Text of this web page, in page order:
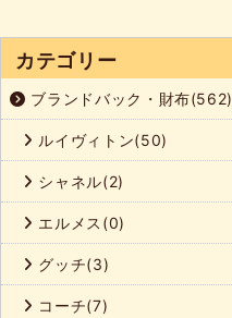
カテゴリー
ブランドバック・財布(562)
ルイヴィトン(50)
シャネル(2)
エルメス(0)
グッチ(3)
コーチ(7)